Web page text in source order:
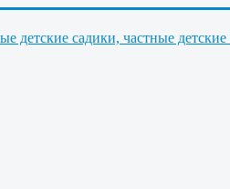
садики, частные